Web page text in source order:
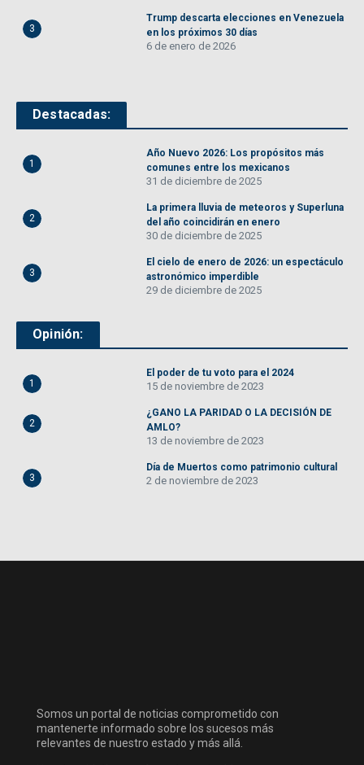
3
Trump descarta elecciones en Venezuela
en los próximos 30 días
6 de enero de 2026
Destacadas:
1
Año Nuevo 2026: Los propósitos más
comunes entre los mexicanos
31 de diciembre de 2025
2
La primera lluvia de meteoros y Superluna
del año coincidirán en enero
30 de diciembre de 2025
3
El cielo de enero de 2026: un espectáculo
astronómico imperdible
29 de diciembre de 2025
Opinión:
1
El poder de tu voto para el 2024
15 de noviembre de 2023
2
¿GANO LA PARIDAD O LA DECISIÓN DE
AMLO?
13 de noviembre de 2023
3
Día de Muertos como patrimonio cultural
2 de noviembre de 2023
Somos un portal de noticias comprometido con
mantenerte informado sobre los sucesos más
relevantes de nuestro estado y más allá.